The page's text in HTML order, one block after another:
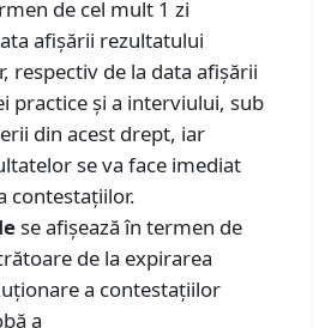
de cel mult 1 zi
afișării rezultatului
respectiv de la data afișării
practice și a interviului, sub
din acest drept, iar
se va face imediat
contestațiilor.
se afișează în termen de
de la expirarea
a contestațiilor
a